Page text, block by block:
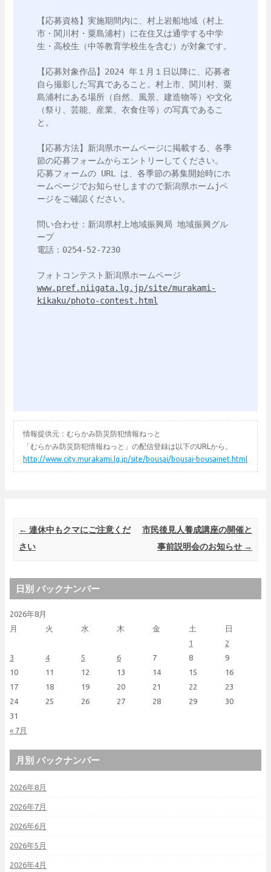
【応募資格】実施期間内に、村上岩船地域（村上
市・関川村・粟島浦村）に在住又は通学する中学
生・高校生（中等教育学校生を含む）が対象です。
【応募対象作品】2024 年１月１日以降に、応募者
自ら撮影した写真であること。村上市、関川村、粟
島浦村にある場所（自然、風景、建造物等）や文化
（祭り、芸能、産業、衣食住等）の写真であるこ
と。
【応募方法】新潟県ホームページに掲載する、各季
節の応募フォームからエントリーしてください。
応募フォームの URL は、各季節の募集開始時にホ
ームページでお知らせしますので新潟県ホームjペ
ージをご確認ください。
問い合わせ：新潟県村上地域振興局 地域振興グル
ープ
電話：0254-52-7230
www.pref.niigata.lg.jp/site/murakami-
kikaku/photo-contest.html
情報提供元：むらかみ防災防犯情報ねっと
「むらかみ防災防犯情報ねっと」の配信登録は以下のURLから。
http://www.city.murakami.lg.jp/site/bousai/bousai-bousainet.html
Post navigation
← 連休中もクマにご注意くだ
さい
市民後見人養成講座の開催と
事前説明会のお知らせ →
日別 バックナンバー
2026年8月
月
火 水 木 金 土 日
« 7月
1
2
3
4 5 6 7 8
9
10
11 12 13 14 15
16
17
18 19 20 21 22
23
24
25 26 27 28 29
30
31
月別 バックナンバー
2026年8月
2026年7月
2026年6月
2026年5月
2026年4月